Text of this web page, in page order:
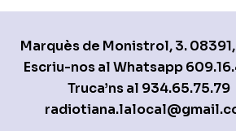
Marquès de Monistrol, 3. 08391,
Escriu-nos al Whatsapp
Truca’ns al 934.65.75.79